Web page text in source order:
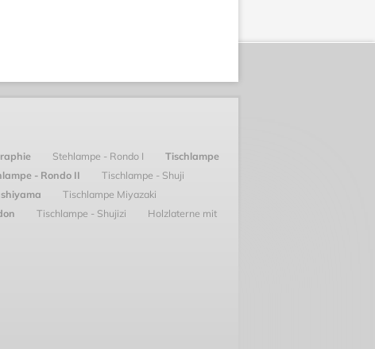
Stehlampe - Rondo I
Tischlampe
- Rondo II
Tischlampe - Shuji
Tischlampe Miyazaki
Tischlampe - Shujizi
Holzlaterne mit